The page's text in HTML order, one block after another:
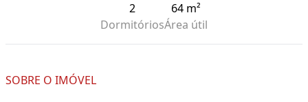
2
Dormitórios
64 m²
Área útil
SOBRE O IMÓVEL